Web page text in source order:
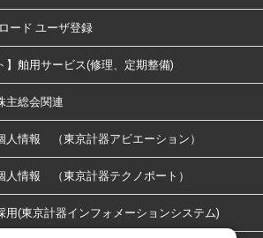
ード ユーザ登録
】舶用サービス(修理、定期整備)
主総会関連
人情報 （東京計器アビエーション）
人情報 （東京計器テクノポート）
用(東京計器インフォメーションシステム)